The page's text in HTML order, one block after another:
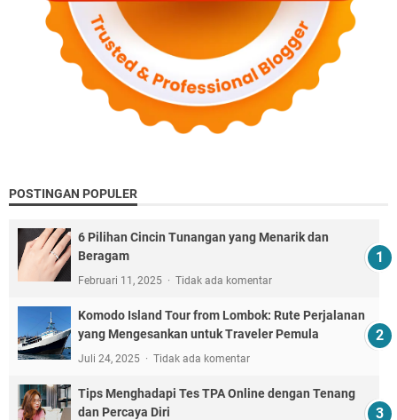
POSTINGAN POPULER
6 Pilihan Cincin Tunangan yang Menarik dan
Beragam
Februari 11, 2025 Tidak ada komentar
Komodo Island Tour from Lombok: Rute Perjalanan
yang Mengesankan untuk Traveler Pemula
Juli 24, 2025 Tidak ada komentar
Tips Menghadapi Tes TPA Online dengan Tenang
dan Percaya Diri